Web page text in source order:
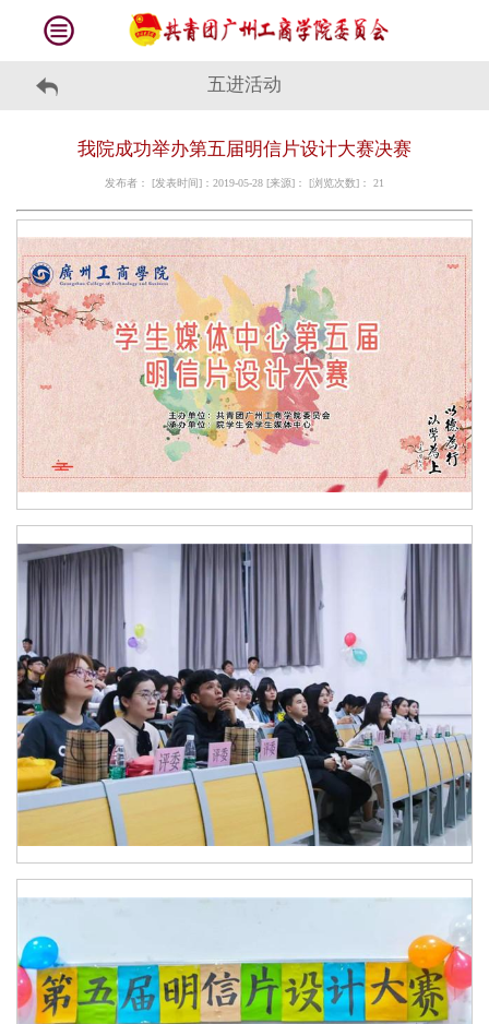
五进活动
我院成功举办第五届明信片设计大赛决赛
发布者： [发表时间]：2019-05-28 [来源]： [浏览次数]： 21